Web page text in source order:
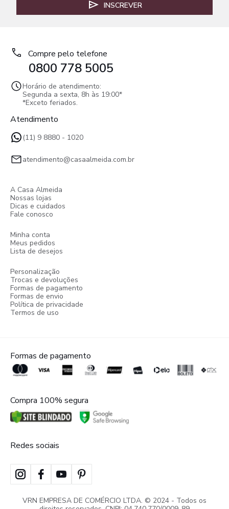
INSCREVER
Compre pelo telefone
0800 778 5005
Horário de atendimento:
Segunda a sexta, 8h às 19:00*
*Exceto feriados.
Atendimento
(11) 9 8880 - 1020
atendimento@casaalmeida.com.br
A Casa Almeida
Nossas lojas
Dicas e cuidados
Fale conosco
Minha conta
Meus pedidos
Lista de desejos
Personalização
Trocas e devoluções
Formas de pagamento
Formas de envio
Política de privacidade
Termos de uso
Formas de pagamento
Compra 100% segura
Redes sociais
VRN EMPRESA DE COMÉRCIO LTDA. © 2024 - Todos os